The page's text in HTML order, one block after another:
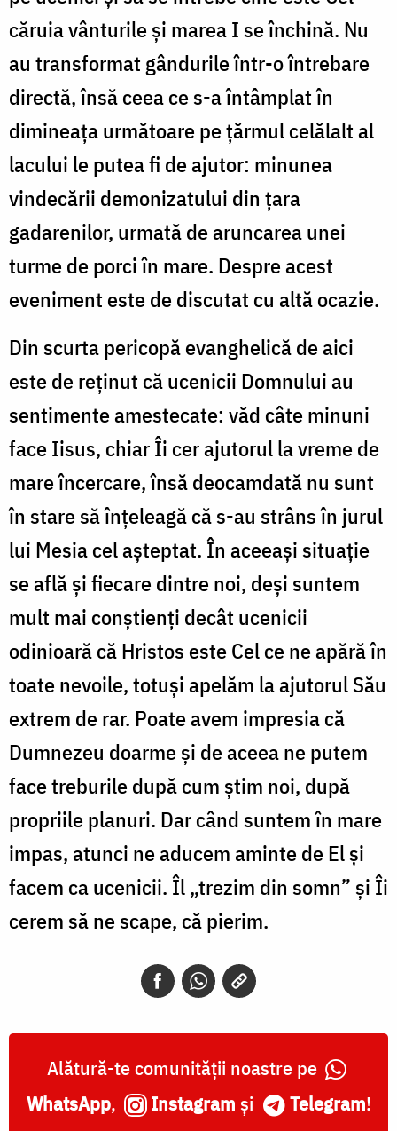
căruia vânturile și marea I se închină. Nu
au transformat gândurile într-o întrebare
directă, însă ceea ce s-a întâmplat în
dimineața următoare pe țărmul celălalt al
lacului le putea fi de ajutor: minunea
vindecării demonizatului din țara
gadarenilor, urmată de aruncarea unei
turme de porci în mare. Despre acest
eveniment este de discutat cu altă ocazie.
Din scurta pericopă evanghelică de aici
este de reținut că ucenicii Domnului au
sentimente amestecate: văd câte minuni
face Iisus, chiar Îi cer ajutorul la vreme de
mare încercare, însă deocamdată nu sunt
în stare să înțeleagă că s-au strâns în jurul
lui Mesia cel așteptat. În aceeași situație
se află și fiecare dintre noi, deși suntem
mult mai conștienți decât ucenicii
odinioară că Hristos este Cel ce ne apără în
toate nevoile, totuși apelăm la ajutorul Său
extrem de rar. Poate avem impresia că
Dumnezeu doarme și de aceea ne putem
face treburile după cum știm noi, după
propriile planuri. Dar când suntem în mare
impas, atunci ne aducem aminte de El și
facem ca ucenicii. Îl „trezim din somn” și Îi
cerem să ne scape, că pierim.
Alătură-te comunității noastre pe
WhatsApp, Instagram și Telegram!